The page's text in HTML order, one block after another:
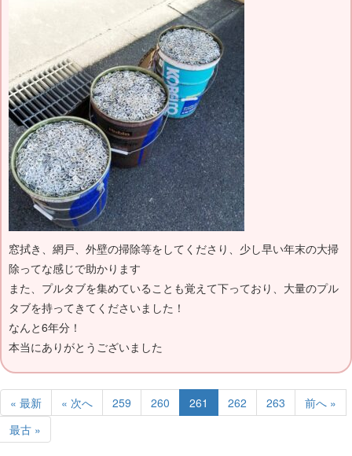
窓拭き、網戸、外壁の掃除等をしてくださり、少し早い年末の大掃
除ってな感じで助かります
また、プルタブを集めていることも覚えて下っており、大量のプル
タブを持ってきてくださいました！
なんと6年分！
本当にありがとうございました
« 最新 « 次へ 259 260 261 262 263
前へ »
最古 »